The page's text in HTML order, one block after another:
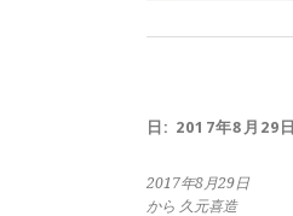
日: 2017年8月29日
2017年8月29日
から 久元喜造